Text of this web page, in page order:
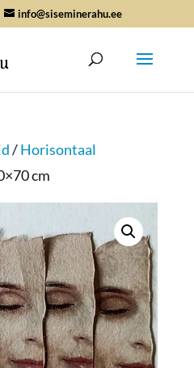
info@siseminerahu.ee
/Horisontaal
cm